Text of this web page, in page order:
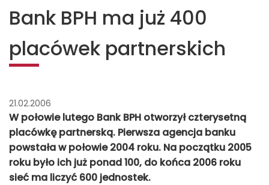
Bank BPH ma już 400
placówek partnerskich
21.02.2006
W połowie lutego Bank BPH otworzył czterysetną
placówkę partnerską. Pierwsza agencja banku
powstała w połowie 2004 roku. Na początku 2005
roku było ich już ponad 100, do końca 2006 roku
sieć ma liczyć 600 jednostek.